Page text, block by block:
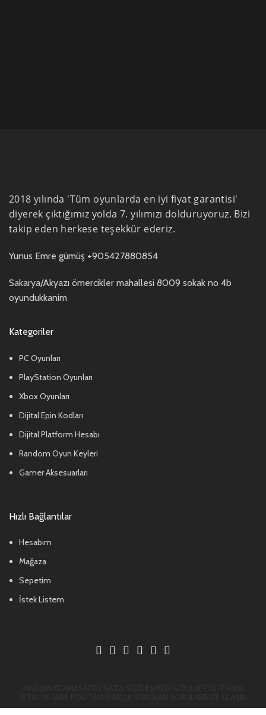
2018 yılında 'Tüm oyunlarda en iyi fiyat garantisi'
diyerek çıktığımız yolda 7. yılımızı dolduruyoruz. Bizi
takip eden herkese teşekkür ederiz.
Yunus Emre gümüş +905427880854
Sakarya/Akyazı ömercikler mahallesi 8009 sokak no 4b
oyundukkanim
Kategoriler
PC Oyunları
PlayStation Oyunları
Xbox Oyunları
Dijital Epin Kodları
Dijital Platform Hesabı
Random Oyun Keyleri
Gamer Aksesuarları
Hızlı Bağlantılar
Hesabım
Mağaza
Sepetim
İstek Listem